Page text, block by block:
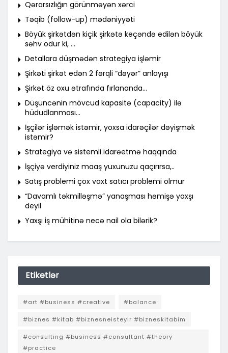
Qərarsızlığın görünməyən xərci
Təqib (follow-up) mədəniyyəti
Böyük şirkətdən kiçik şirkətə keçəndə edilən böyük
səhv odur ki, …
Detallara düşmədən strategiya işləmir
Şirkəti şirkət edən 2 fərqli “dəyər” anlayışı
Şirkət öz oxu ətrafında fırlananda…
Düşüncənin mövcud kapasitə (capacity) ilə
hüdudlanması…
İşçilər işləmək istəmir, yoxsa idarəçilər dəyişmək
istəmir?
Strategiya və sistemli idarəetmə haqqında
İşçiyə verdiyiniz maaş yuxunuzu qaçırırsa,..
Satış problemi çox vaxt satıcı problemi olmur
“Davamlı təkmilləşmə” yanaşması həmişə yaxşı
deyil
Yaxşı iş mühitinə necə nail ola bilərik?
Etiketlər
#art #business #creative #balance
#biznes #kitab #biznesneisteyir #bizneskitabim
#consulting #business #consultant #theory
#practice